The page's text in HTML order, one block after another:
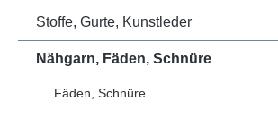
Stoffe, Gurte, Kunstleder
Nähgarn, Fäden, Schnüre
Fäden, Schnüre